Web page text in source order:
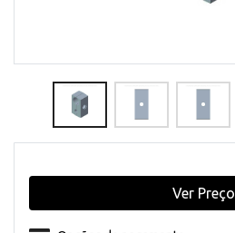
Ver Preço